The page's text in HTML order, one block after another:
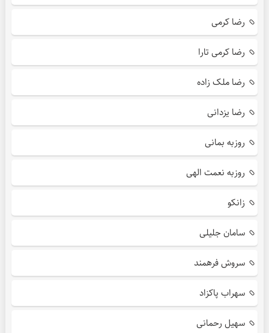
رضا کرمی
رضا کرمی تارا
رضا ملک زاده
رضا یزدانی
روزبه بمانی
روزبه نعمت الهی
زانکو
سامان جلیلی
سروش فرهمند
سهراب پاکزاد
سهیل رحمانی